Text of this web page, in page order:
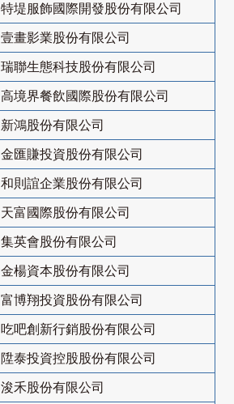
特堤服飾國際開發股份有限公司
壹畫影業股份有限公司
瑞聯生態科技股份有限公司
高境界餐飲國際股份有限公司
新鴻股份有限公司
金匯賺投資股份有限公司
和則誼企業股份有限公司
天富國際股份有限公司
集英會股份有限公司
金楊資本股份有限公司
富博翔投資股份有限公司
吃吧創新行銷股份有限公司
陞泰投資控股股份有限公司
浚禾股份有限公司